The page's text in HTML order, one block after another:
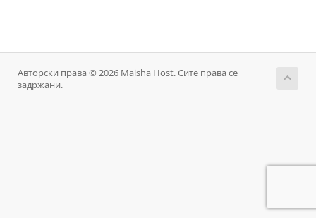
Авторски права © 2026 Maisha Host. Сите права се
задржани.